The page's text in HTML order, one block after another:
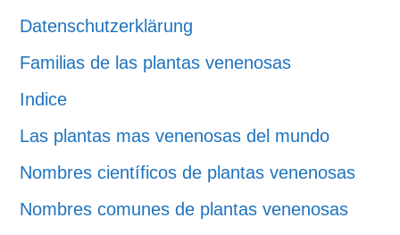
Datenschutzerklärung
Familias de las plantas venenosas
Indice
Las plantas mas venenosas del mundo
Nombres científicos de plantas venenosas
Nombres comunes de plantas venenosas